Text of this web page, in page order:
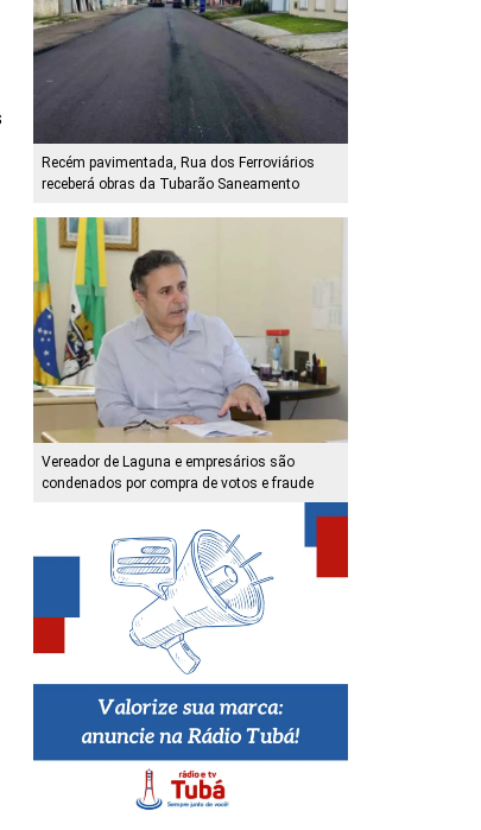
Recém pavimentada, Rua dos Ferroviários
receberá obras da Tubarão Saneamento
Vereador de Laguna e empresários são
condenados por compra de votos e fraude